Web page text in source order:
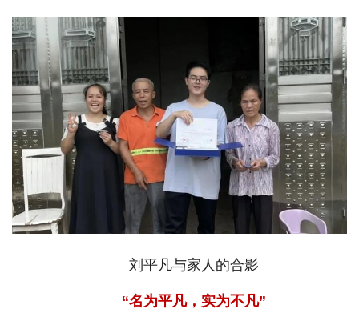
刘平凡与家人的合影
“名为平凡，实为不凡”